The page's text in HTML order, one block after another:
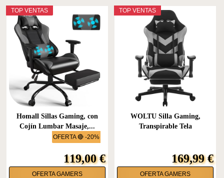
OFERTA 🔴 -20%
TOP VENTAS
Homall Sillas Gaming, con
Cojín Lumbar Masaje,...
119,00 €
OFERTA GAMERS
TOP VENTAS
WOLTU Silla Gaming,
Transpirable Tela
169,99 €
OFERTA GAMERS